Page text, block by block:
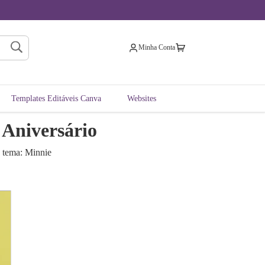
Minha Conta
Templates Editáveis Canva Websites
tema: Minnie